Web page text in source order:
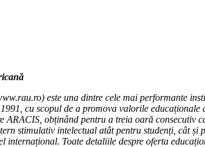
este una dintre cele mai performante
cu scopul de a promova valorile
ARACIS, obținând pentru a treia oară
stimulativ intelectual atât pentru studenți, cât
internațional. Toate detaliile despre oferta